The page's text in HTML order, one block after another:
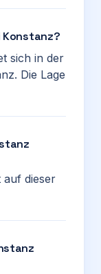
Konstanz?
sich in der
Die Lage
dieser